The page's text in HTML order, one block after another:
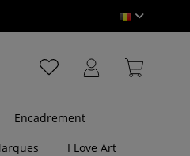
Encadrement
I Love Art